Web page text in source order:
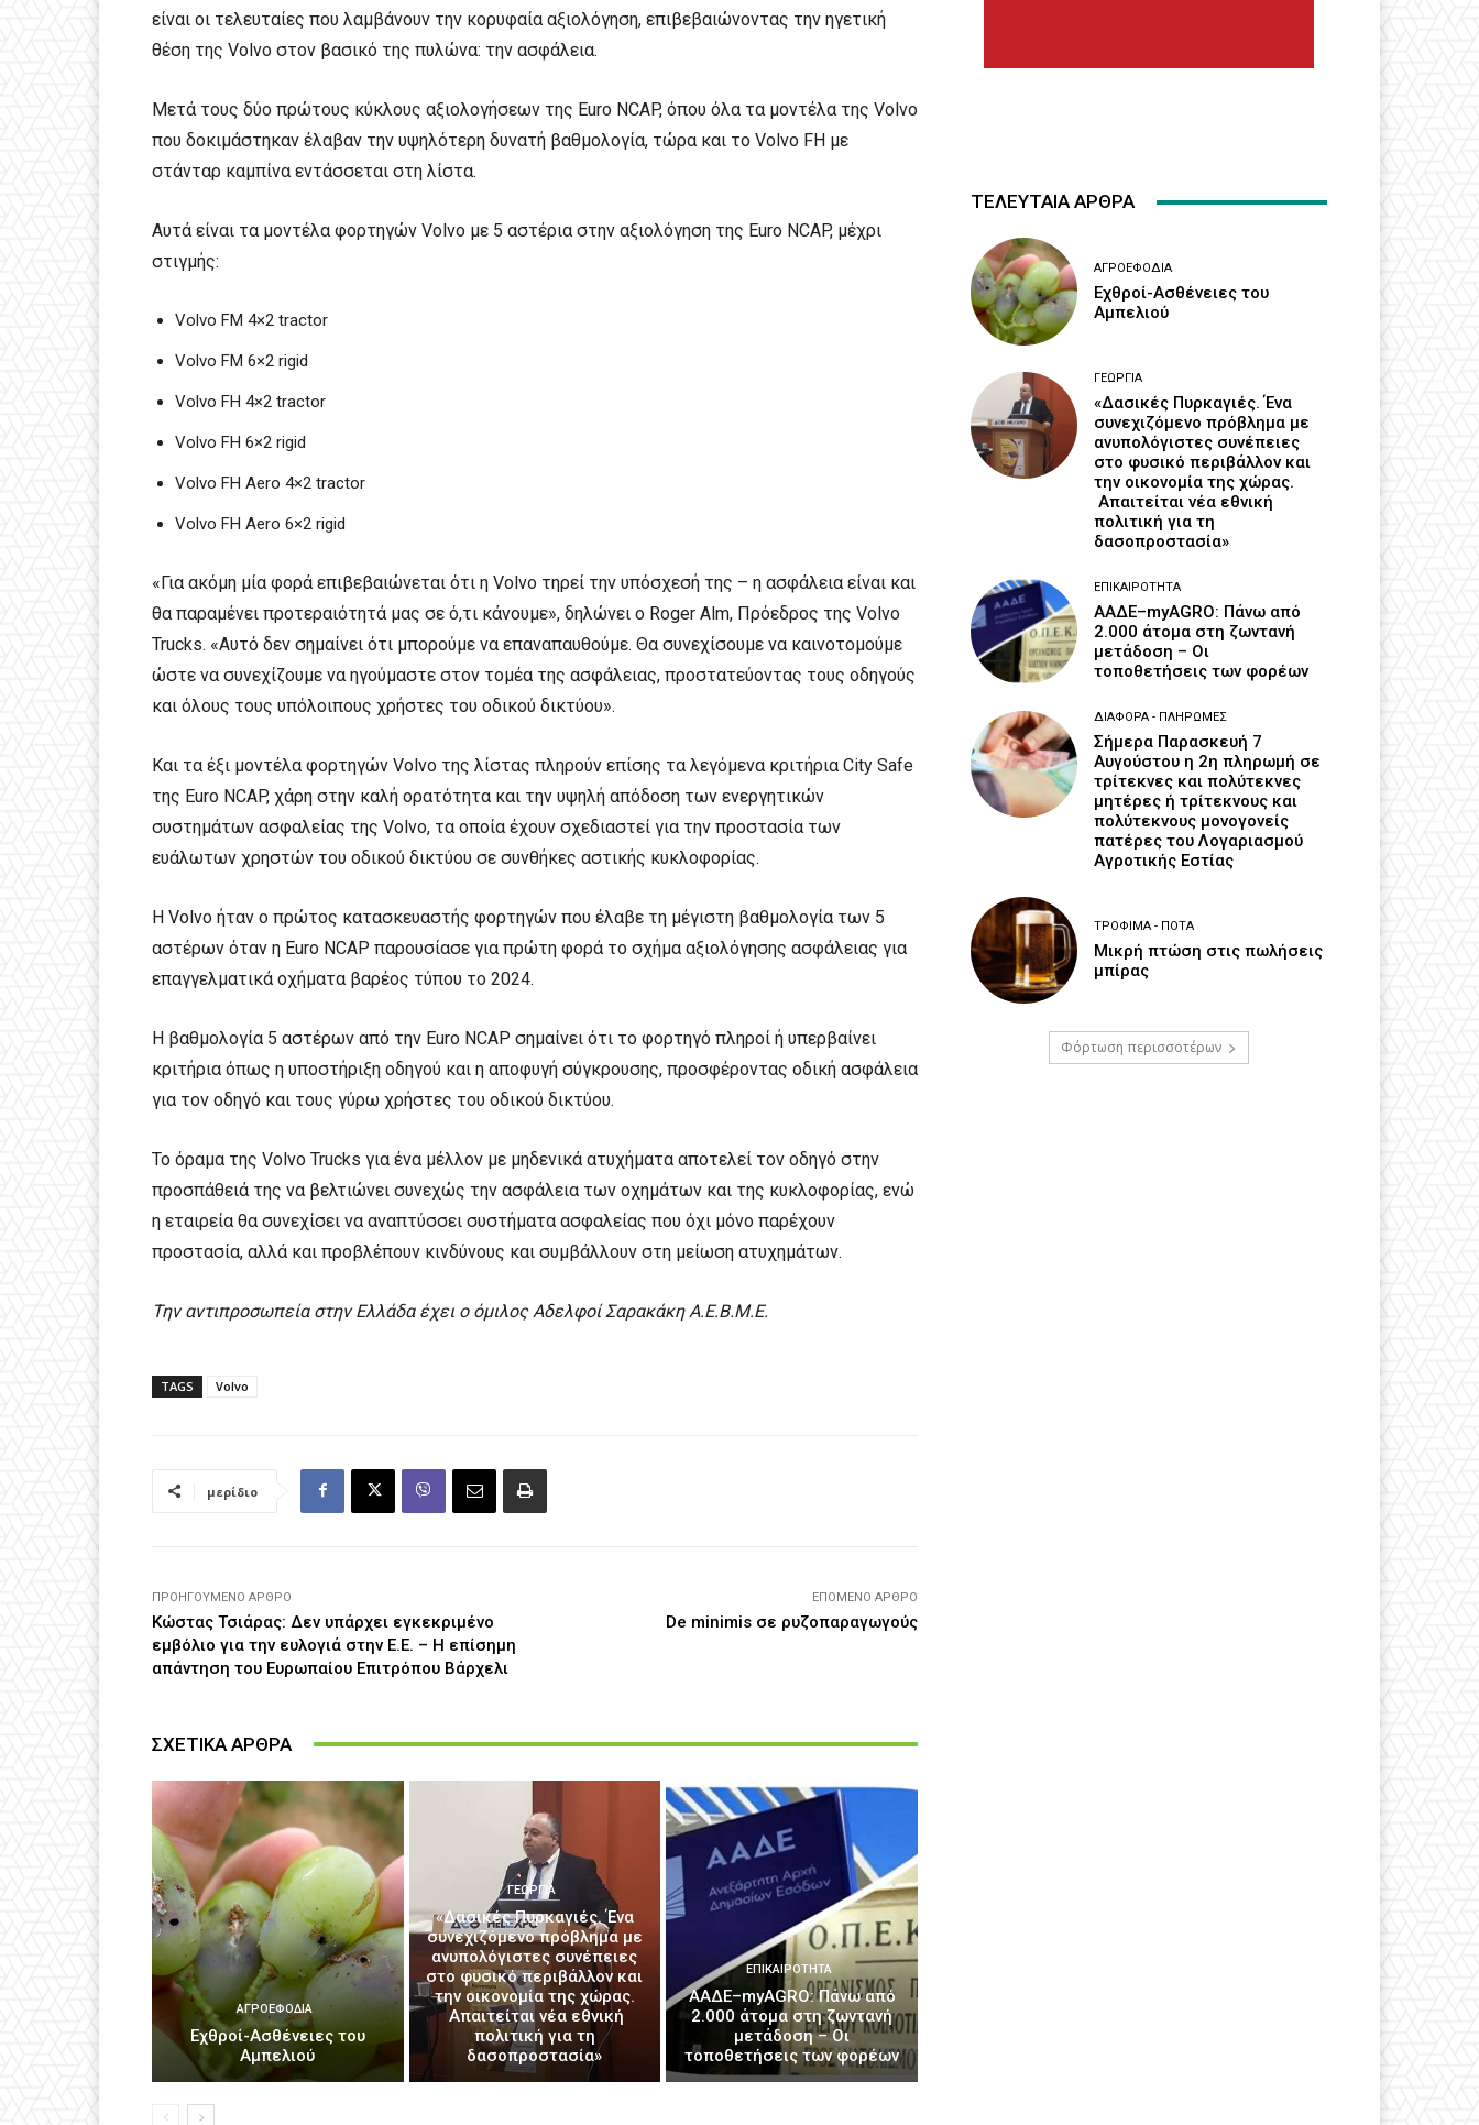
είναι οι τελευταίες που λαμβάνουν την κορυφαία αξιολόγηση, επιβεβαιώνοντας την ηγετική
θέση της Volvo στον βασικό της πυλώνα: την ασφάλεια.
Μετά τους δύο πρώτους κύκλους αξιολογήσεων της Euro NCAP, όπου όλα τα μοντέλα της Volvo
που δοκιμάστηκαν έλαβαν την υψηλότερη δυνατή βαθμολογία, τώρα και το Volvo FH με
στάνταρ καμπίνα εντάσσεται στη λίστα.
Αυτά είναι τα μοντέλα φορτηγών Volvo με 5 αστέρια στην αξιολόγηση της Euro NCAP, μέχρι
στιγμής:
Volvo FM 4×2 tractor
Volvo FM 6×2 rigid
Volvo FH 4×2 tractor
Volvo FH 6×2 rigid
Volvo FH Aero 4×2 tractor
Volvo FH Aero 6×2 rigid
«Για ακόμη μία φορά επιβεβαιώνεται ότι η Volvo τηρεί την υπόσχεσή της – η ασφάλεια είναι και
θα παραμένει προτεραιότητά μας σε ό,τι κάνουμε», δηλώνει ο Roger Alm, Πρόεδρος της Volvo
Trucks. «Αυτό δεν σημαίνει ότι μπορούμε να επαναπαυθούμε. Θα συνεχίσουμε να καινοτομούμε
ώστε να συνεχίζουμε να ηγούμαστε στον τομέα της ασφάλειας, προστατεύοντας τους οδηγούς
και όλους τους υπόλοιπους χρήστες του οδικού δικτύου».
Και τα έξι μοντέλα φορτηγών Volvo της λίστας πληρούν επίσης τα λεγόμενα κριτήρια City Safe
της Euro NCAP, χάρη στην καλή ορατότητα και την υψηλή απόδοση των ενεργητικών
συστημάτων ασφαλείας της Volvo, τα οποία έχουν σχεδιαστεί για την προστασία των
ευάλωτων χρηστών του οδικού δικτύου σε συνθήκες αστικής κυκλοφορίας.
Η Volvo ήταν ο πρώτος κατασκευαστής φορτηγών που έλαβε τη μέγιστη βαθμολογία των 5
αστέρων όταν η Euro NCAP παρουσίασε για πρώτη φορά το σχήμα αξιολόγησης ασφάλειας για
επαγγελματικά οχήματα βαρέος τύπου το 2024.
Η βαθμολογία 5 αστέρων από την Euro NCAP σημαίνει ότι το φορτηγό πληροί ή υπερβαίνει
κριτήρια όπως η υποστήριξη οδηγού και η αποφυγή σύγκρουσης, προσφέροντας οδική ασφάλεια
για τον οδηγό και τους γύρω χρήστες του οδικού δικτύου.
Το όραμα της Volvo Trucks για ένα μέλλον με μηδενικά ατυχήματα αποτελεί τον οδηγό στην
προσπάθειά της να βελτιώνει συνεχώς την ασφάλεια των οχημάτων και της κυκλοφορίας, ενώ
η εταιρεία θα συνεχίσει να αναπτύσσει συστήματα ασφαλείας που όχι μόνο παρέχουν
προστασία, αλλά και προβλέπουν κινδύνους και συμβάλλουν στη μείωση ατυχημάτων.
Την αντιπροσωπεία στην Ελλάδα έχει ο όμιλος Αδελφοί Σαρακάκη Α.Ε.Β.Μ.Ε.
TAGS Volvo
μερίδιο
ΠΡΟΗΓΟΎΜΕΝΟ ΆΡΘΡΟ
Κώστας Τσιάρας: Δεν υπάρχει εγκεκριμένο
εμβόλιο για την ευλογιά στην Ε.Ε. – Η επίσημη
απάντηση του Ευρωπαίου Επιτρόπου Βάρχελι
ΕΠΌΜΕΝΟ ΆΡΘΡΟ
De minimis σε ρυζοπαραγωγούς
ΣΧΕΤΙΚΑ ΑΡΘΡΑ
ΑΓΡΟΕΦΌΔΙΑ
Εχθροί-Ασθένειες του
Αμπελιού
ΓΕΩΡΓΊΑ
«Δασικές Πυρκαγιές. Ένα
συνεχιζόμενο πρόβλημα με
ανυπολόγιστες συνέπειες
στο φυσικό περιβάλλον και
την οικονομία της χώρας.
Απαιτείται νέα εθνική
πολιτική για τη
δασοπροστασία»
ΕΠΙΚΑΙΡΌΤΗΤΑ
ΑΑΔΕ–myAGRO: Πάνω από
2.000 άτομα στη ζωντανή
μετάδοση – Οι
τοποθετήσεις των φορέων
ΤΕΛΕΥΤΑΙΑ ΑΡΘΡΑ
ΑΓΡΟΕΦΌΔΙΑ
Εχθροί-Ασθένειες του
Αμπελιού
ΓΕΩΡΓΊΑ
«Δασικές Πυρκαγιές. Ένα
συνεχιζόμενο πρόβλημα με
ανυπολόγιστες συνέπειες
στο φυσικό περιβάλλον και
την οικονομία της χώρας.
Απαιτείται νέα εθνική
πολιτική για τη
δασοπροστασία»
ΕΠΙΚΑΙΡΌΤΗΤΑ
ΑΑΔΕ–myAGRO: Πάνω από
2.000 άτομα στη ζωντανή
μετάδοση – Οι
τοποθετήσεις των φορέων
ΔΙΆΦΟΡΑ - ΠΛΗΡΩΜΈΣ
Σήμερα Παρασκευή 7
Αυγούστου η 2η πληρωμή σε
τρίτεκνες και πολύτεκνες
μητέρες ή τρίτεκνους και
πολύτεκνους μονογονείς
πατέρες του Λογαριασμού
Αγροτικής Εστίας
ΤΡΌΦΙΜΑ - ΠΟΤΆ
Μικρή πτώση στις πωλήσεις
μπίρας
Φόρτωση περισσοτέρων